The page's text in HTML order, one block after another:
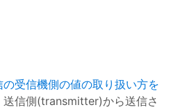
受信機側の値の取り扱い方を
送信側(transmitter)から送信さ